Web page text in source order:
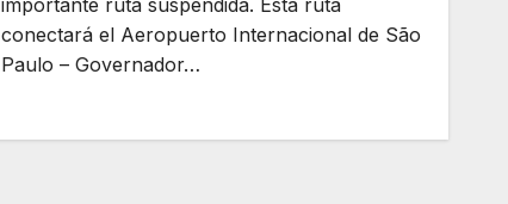
importante ruta suspendida. Esta ruta
conectará el Aeropuerto Internacional de São
Paulo – Governador…